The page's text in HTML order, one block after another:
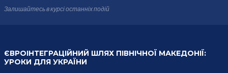
Залишайтесь в курсіостанніх подій
ЄВРОІНТЕГРАЦІЙНИЙ ШЛЯХ ПІВНІЧНОЇ МАКЕДОНІЇ:
УРОКИ ДЛЯ УКРАЇНИ